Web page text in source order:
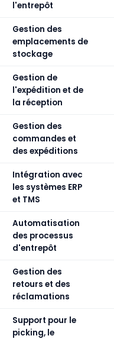
l'entrepôt
Gestion des
emplacements de
stockage
Gestion de
l'expédition et de
la réception
Gestion des
commandes et
des expéditions
Intégration avec
les systèmes ERP
et TMS
Automatisation
des processus
d'entrepôt
Gestion des
retours et des
réclamations
Support pour le
picking, le